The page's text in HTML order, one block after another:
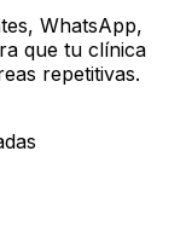
WhatsApp,
que tu clínica
repetitivas.